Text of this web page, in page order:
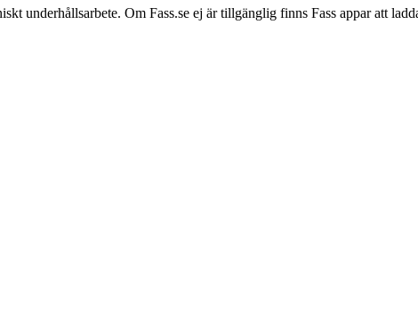
underhållsarbete. Om Fass.se ej är tillgänglig finns Fass appar att